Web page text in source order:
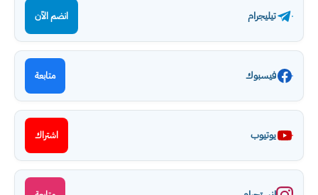
تيليجرام انضم الآن
فيسبوك متابعة
يوتيوب اشتراك